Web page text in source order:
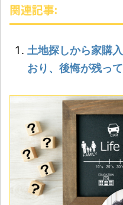
関連記事:
土地探しから家購
おり、後悔が残っ